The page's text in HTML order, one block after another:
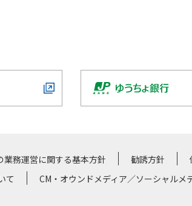
業務運営に関する基本方針 勧誘方針
て
CM・オウンドメディア／ソーシャルメ